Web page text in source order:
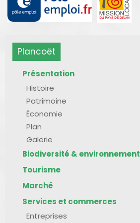
Plancoët
Présentation
Histoire
Patrimoine
Économie
Plan
Galerie
Biodiversité & environnement
Tourisme
Marché
Services et commerces
Entreprises